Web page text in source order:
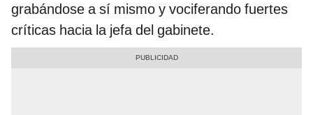
grabándose a sí mismo y vociferando fuertes
críticas hacia la jefa del gabinete.